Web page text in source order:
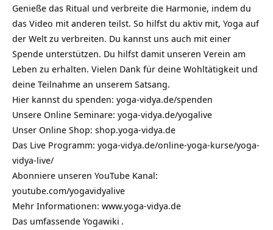
Genieße das Ritual und verbreite die Harmonie, indem du
das Video mit anderen teilst. So hilfst du aktiv mit, Yoga auf
der Welt zu verbreiten. Du kannst uns auch mit einer
Spende unterstützen. Du hilfst damit unseren Verein am
Leben zu erhalten. Vielen Dank für deine Wohltätigkeit und
deine Teilnahme an unserem Satsang.
Hier kannst du spenden: yoga-vidya.de/spenden
Unsere Online Seminare: yoga-vidya.de/yogalive
Unser Online Shop: shop.yoga-vidya.de
Das Live Programm: yoga-vidya.de/online-yoga-kurse/yoga-
vidya-live/
Abonniere unseren YouTube Kanal:
youtube.com/yogavidyalive
Mehr Informationen: www.yoga-vidya.de
Das umfassende Yogawiki .